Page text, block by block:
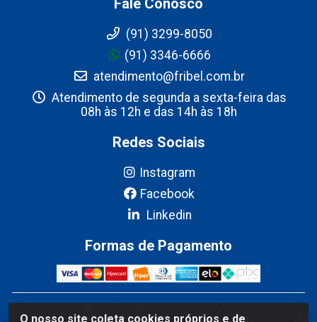
O nosso site coleta cookies próprios e de
(91) 3299-8050
(91) 3346-6666
atendimento@fribel.com.br
Atendimento de segunda a sexta-feira das
08h às 12h e das 14h às 18h
Redes Sociais
Instagram
Facebook
Linkedin
Formas de Pagamento
Fribel Comercio de Alimentos LTDA - Travessa Pedro